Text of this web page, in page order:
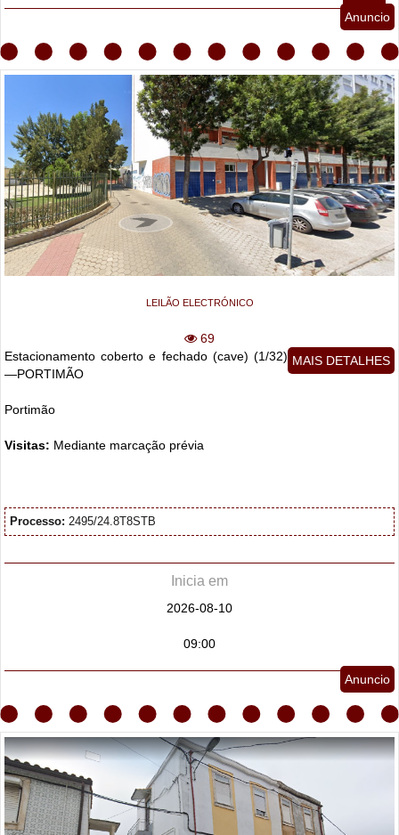
Anuncio
LEILÃO ELECTRÓNICO
69
MAIS DETALHES
Estacionamento coberto e fechado (cave) (1/32)
—PORTIMÃO
Portimão
Visitas: Mediante marcação prévia
Processo: 2495/24.8T8STB
Inicia em
2026-08-10
09:00
Anuncio